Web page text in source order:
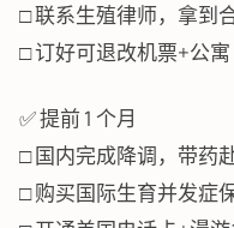
□ 联系生殖律师，拿到
□ 订好可退改机票+公
✅ 提前 1 个月
□ 国内完成降调，带药
□ 购买国际生育并发症